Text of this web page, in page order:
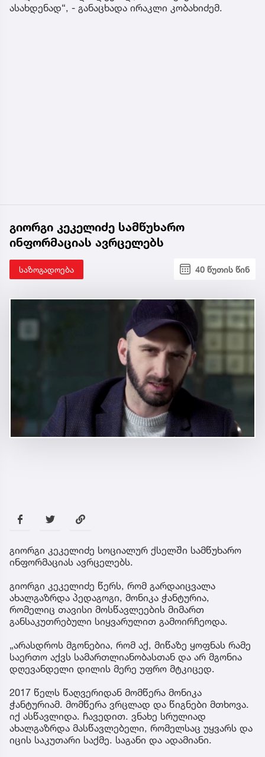
ასახდენად“, - განაცხადა ირაკლი კობახიძემ.
გიორგი კეკელიძე სამწუხარო
ინფორმაციას ავრცელებს
საზოგადოება 40 წუთის წინ
გიორგი კეკელიძე სოციალურ ქსელში სამწუხარო
ინფორმაციას ავრცელებს.
გიორგი კეკელიძე წერს, რომ გარდაიცვალა
ახალგაზრდა პედაგოგი, მონიკა ჭანტურია,
რომელიც თავისი მოსწავლეების მიმართ
განსაკუთრებული სიყვარულით გამოირჩეოდა.
„არასდროს მგონებია, რომ აქ, მიწაზე ყოფნას რამე
საერთო აქვს სამართლიანობასთან და არ მგონია
დღევანდელი დილის მერე უფრო მტკიცედ.
2017 წელს წაღვერიდან მომწერა მონიკა
ჭანტურიამ. მომწერა ვრცლად და წიგნები მთხოვა.
იქ ასწავლიდა. ჩავედით. ვნახე სრულიად
ახალგაზრდა მასწავლებელი, რომელსაც უყვარს და
იცის საკუთარი საქმე. საგანი და ადამიანი.